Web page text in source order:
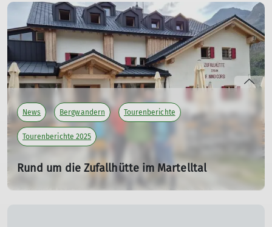
News Bergwandern Tourenberichte
Tourenberichte 2025
Rund um die Zufallhütte im Martelltal
17.01.2026